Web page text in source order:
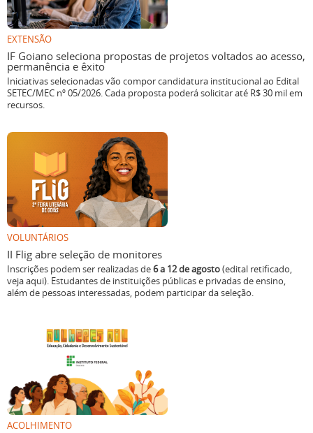
EXTENSÃO
IF Goiano seleciona propostas de projetos voltados ao acesso,
permanência e êxito
Iniciativas selecionadas vão compor candidatura institucional ao Edital
SETEC/MEC nº 05/2026. Cada proposta poderá solicitar até R$ 30 mil em
recursos.
VOLUNTÁRIOS
II Flig abre seleção de monitores
Inscrições podem ser realizadas de6 a 12 de agosto(edital retificado,
veja aqui). Estudantes de instituições públicas e privadas de ensino,
além de pessoas interessadas, podem participar da seleção.
ACOLHIMENTO